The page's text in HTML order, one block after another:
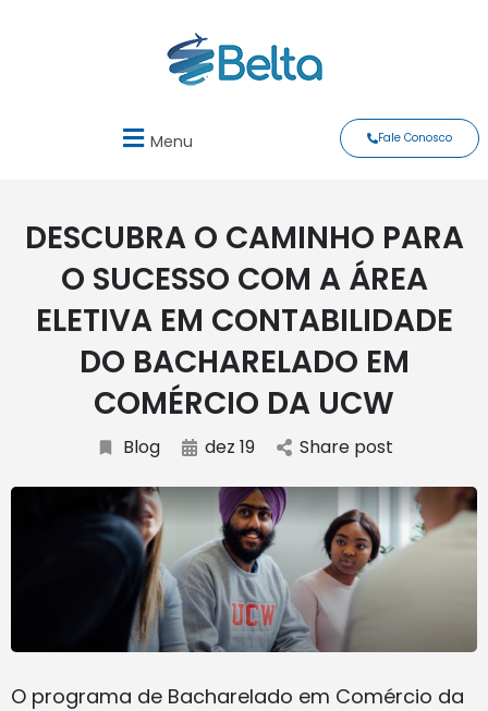
Menu Fale Conosco
DESCUBRA O CAMINHO PARA
O SUCESSO COM A ÁREA
ELETIVA EM CONTABILIDADE
DO BACHARELADO EM
COMÉRCIO DA UCW
Blog dez 19 Share post
O programa de Bacharelado em Comércio da